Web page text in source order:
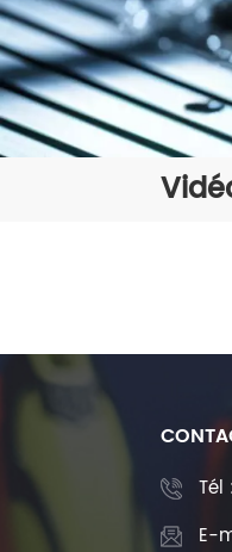
Tél :
E-